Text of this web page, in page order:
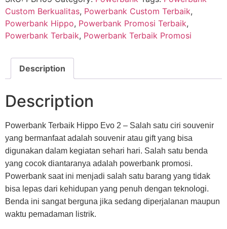
Custom Berkualitas, Powerbank Custom Terbaik,
Powerbank Hippo, Powerbank Promosi Terbaik,
Powerbank Terbaik, Powerbank Terbaik Promosi
Description
Description
Powerbank Terbaik Hippo Evo 2 – Salah satu ciri souvenir
yang bermanfaat adalah souvenir atau gift yang bisa
digunakan dalam kegiatan sehari hari. Salah satu benda
yang cocok diantaranya adalah powerbank promosi.
Powerbank saat ini menjadi salah satu barang yang tidak
bisa lepas dari kehidupan yang penuh dengan teknologi.
Benda ini sangat berguna jika sedang diperjalanan maupun
waktu pemadaman listrik.